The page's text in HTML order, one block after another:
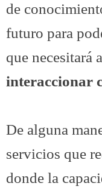
de
futuro para
que necesitará
interaccionar
De alguna
servicios que
donde la